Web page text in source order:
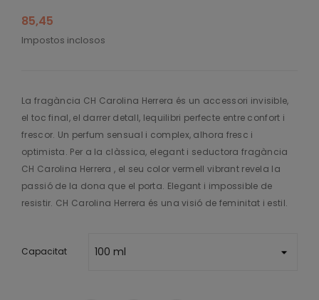
85,45
Impostos inclosos
La fragància CH Carolina Herrera és un accessori invisible,
el toc final, el darrer detall, lequilibri perfecte entre confort i
frescor. Un perfum sensual i complex, alhora fresc i
optimista. Per a la clàssica, elegant i seductora fragància
CH Carolina Herrera , el seu color vermell vibrant revela la
passió de la dona que el porta. Elegant i impossible de
resistir. CH Carolina Herrera és una visió de feminitat i estil.
Capacitat